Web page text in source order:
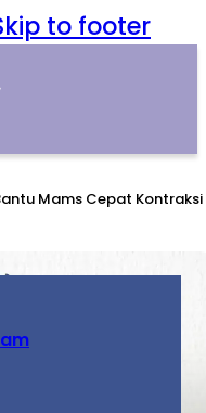
to footer
Mams Cepat Kontraksi